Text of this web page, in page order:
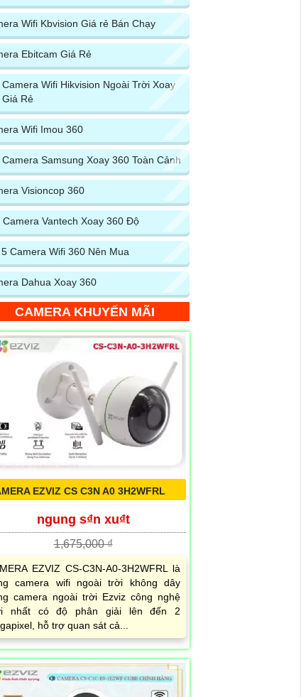
Wifi Kbvision Giá rẻ Bán Chạy
Ebitcam Giá Rẻ
Camera Wifi Hikvision Ngoài Trời Xoay
Rẻ
Wifi Imou 360
Camera Samsung Xoay 360 Toàn Cảnh
Visioncop 360
Camera Vantech Xoay 360 Độ
5 Camera Wifi 360 Nên Mua
Dahua Xoay 360
CAMERA KHUYẾN MÃI
EZVIZ CS C3N A0 3H2WFRL
ngung s₫n xu₫t
1,675,000 ₫
EZVIZ CS-C3N-A0-3H2WFRL là
camera wifi ngoài trời không dây
camera ngoài trời Ezviz công nghệ
nhất có độ phân giải lên đến 2
hỗ trợ quan sát cả...